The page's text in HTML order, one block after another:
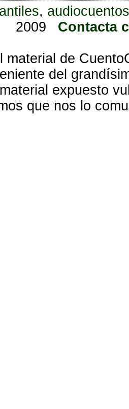
2009
Contacta
material de
del
expuesto
que nos lo